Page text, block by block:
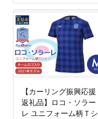
【カーリング振興応援
返礼品】ロコ・ソラー
レ ユニフォーム柄Ｔシ